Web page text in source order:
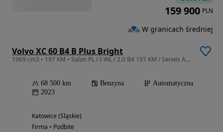
Volvo XC 60 B4 B Plus Bright
1969 cm3 • 197 KM • Salon PL / I-WŁ / 2.0 B4 197 KM / Serwis ASO / Plus Bright / FV 23% /
68 500 km Benzyna
Automatyczna
2023
Katowice (Śląskie)
Firma • Podbite
159 900 PLN
W granicach średniej